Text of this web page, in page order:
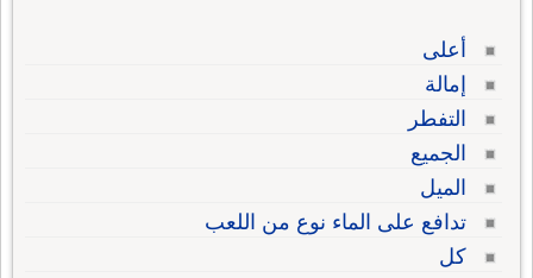
أعلى
إمالة
التفطر
الجميع
الميل
تدافع على الماء نوع من اللعب
كل